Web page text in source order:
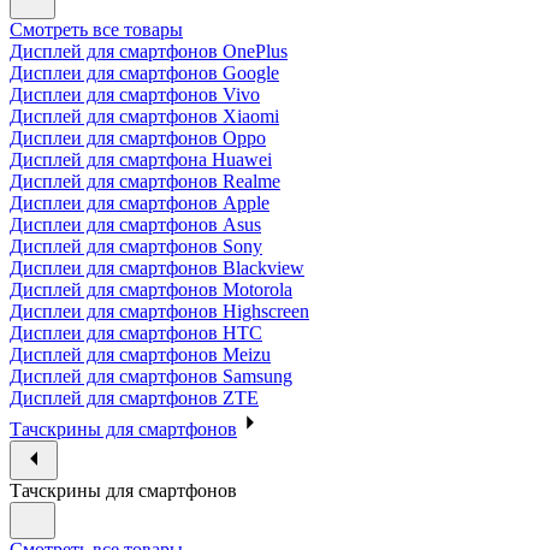
Смотреть все товары
Дисплей для смартфонов OnePlus
Дисплеи для смартфонов Google
Дисплеи для смартфонов Vivo
Дисплей для смартфонов Xiaomi
Дисплеи для смартфонов Oppo
Дисплей для смартфона Huawei
Дисплей для смартфонов Realme
Дисплеи для смартфонов Apple
Дисплеи для смартфонов Asus
Дисплей для смартфонов Sony
Дисплеи для смартфонов Blackview
Дисплей для смартфонов Motorola
Дисплеи для смартфонов Highscreen
Дисплеи для смартфонов HTC
Дисплей для смартфонов Meizu
Дисплей для смартфонов Samsung
Дисплей для смартфонов ZTE
Тачскрины для смартфонов
Тачскрины для смартфонов